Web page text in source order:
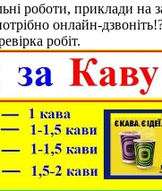
роботи, приклади на
онлайн-
робіт.